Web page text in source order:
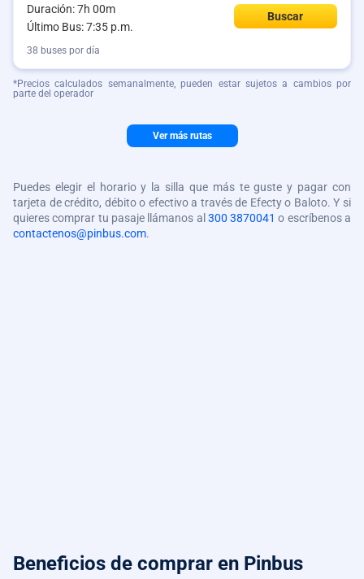
Duración: 7h 00m
Último Bus: 7:35 p.m.
Buscar
38 buses por día
*Precios calculados semanalmente, pueden estar sujetos a cambios por
parte del operador
Ver más rutas
Puedes elegir el horario y la silla que más te guste y pagar con
tarjeta de crédito, débito o efectivo a través de Efecty o Baloto. Y si
quieres comprar tu pasaje llámanos al 300 3870041 o escríbenos a
contactenos@pinbus.com.
Beneficios de comprar en Pinbus